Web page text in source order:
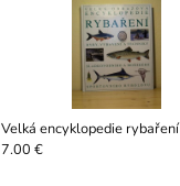
Velká encyklopedie rybaření
7.00 €